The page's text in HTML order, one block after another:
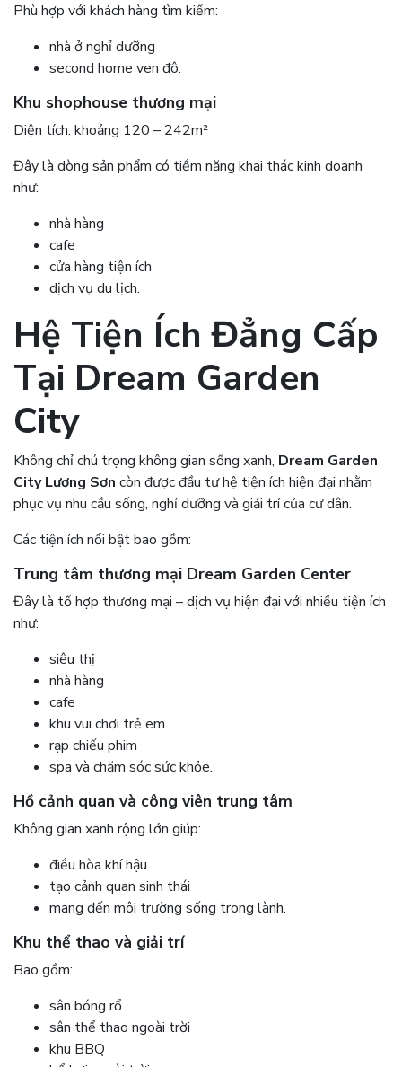
Phù hợp với khách hàng tìm kiếm:
nhà ở nghỉ dưỡng
second home ven đô.
Khu shophouse thương mại
Diện tích: khoảng 120 – 242m²
Đây là dòng sản phẩm có tiềm năng khai thác kinh doanh
như:
nhà hàng
cafe
cửa hàng tiện ích
dịch vụ du lịch.
Hệ Tiện Ích Đẳng Cấp
Tại Dream Garden
City
Không chỉ chú trọng không gian sống xanh, Dream Garden
City Lương Sơn còn được đầu tư hệ tiện ích hiện đại nhằm
phục vụ nhu cầu sống, nghỉ dưỡng và giải trí của cư dân.
Các tiện ích nổi bật bao gồm:
Trung tâm thương mại Dream Garden Center
Đây là tổ hợp thương mại – dịch vụ hiện đại với nhiều tiện ích
như:
siêu thị
nhà hàng
cafe
khu vui chơi trẻ em
rạp chiếu phim
spa và chăm sóc sức khỏe.
Hồ cảnh quan và công viên trung tâm
Không gian xanh rộng lớn giúp:
điều hòa khí hậu
tạo cảnh quan sinh thái
mang đến môi trường sống trong lành.
Khu thể thao và giải trí
Bao gồm:
sân bóng rổ
sân thể thao ngoài trời
khu BBQ